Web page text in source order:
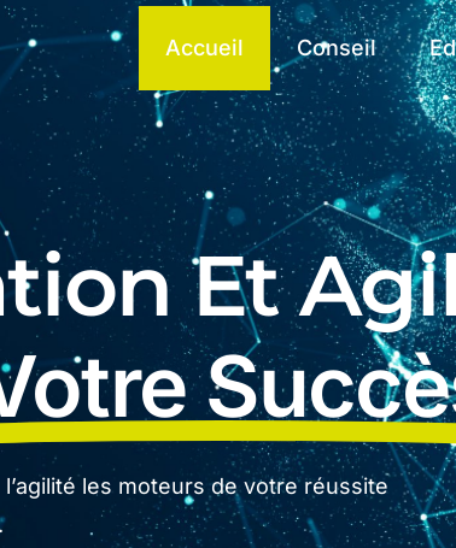
Accueil Conseil
Et
les moteurs de votre réussite